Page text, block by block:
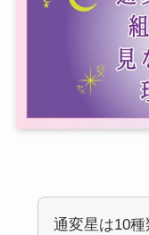
通変星は10種